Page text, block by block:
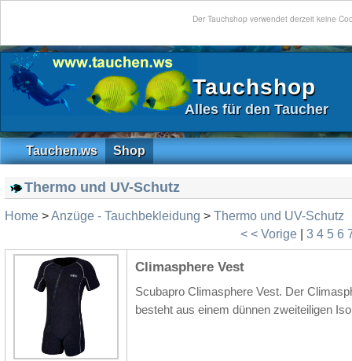
Der Tauchshop verwendet derzeit keine
Tauchshop
Alles für den Taucher
Tauchen.ws Shop
Thermo und UV-Schutz
Home >Anzüge - Tauchbekleidung > Thermo und UV-Schutz
< < Vorige| 3 4 5 6
Climasphere Vest
Scubapro Climasphere Vest. Der
besteht aus einem dünnen zweiteiligen